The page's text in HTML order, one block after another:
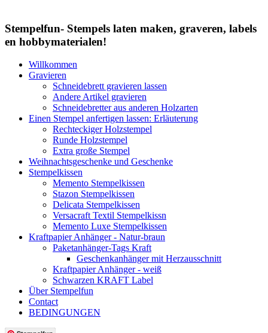
Stempelfun- Stempels laten maken, graveren, labels
en hobbymaterialen!
Willkommen
Gravieren
Schneidebrett gravieren lassen
Andere Artikel gravieren
Schneidebretter aus anderen Holzarten
Einen Stempel anfertigen lassen: Erläuterung
Rechteckiger Holzstempel
Runde Holzstempel
Extra große Stempel
Weihnachtsgeschenke und Geschenke
Stempelkissen
Memento Stempelkissen
Stazon Stempelkissen
Delicata Stempelkissen
Versacraft Textil Stempelkissn
Memento Luxe Stempelkissen
Kraftpapier Anhänger - Natur-braun
Paketanhänger-Tags Kraft
Geschenkanhänger mit Herzausschnitt
Kraftpapier Anhänger - weiß
Schwarzen KRAFT Label
Über Stempelfun
Contact
BEDINGUNGEN